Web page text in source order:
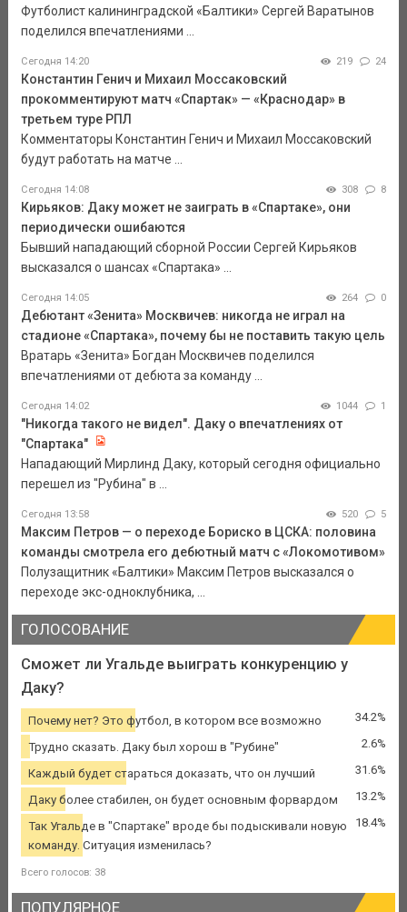
Футболист калининградской «Балтики» Сергей Варатынов
поделился впечатлениями ...
Сегодня 14:20 219 24
Константин Генич и Михаил Моссаковский
прокомментируют матч «Спартак» — «Краснодар» в
третьем туре РПЛ
Комментаторы Константин Генич и Михаил Моссаковский
будут работать на матче ...
Сегодня 14:08 308 8
Кирьяков: Даку может не заиграть в «Спартаке», они
периодически ошибаются
Бывший нападающий сборной России Сергей Кирьяков
высказался о шансах «Спартака» ...
Сегодня 14:05 264 0
Дебютант «Зенита» Москвичев: никогда не играл на
стадионе «Спартака», почему бы не поставить такую цель
Вратарь «Зенита» Богдан Москвичев поделился
впечатлениями от дебюта за команду ...
Сегодня 14:02 1044 1
"Никогда такого не видел". Даку о впечатлениях от
"Спартака"
Нападающий Мирлинд Даку, который сегодня официально
перешел из "Рубина" в ...
Сегодня 13:58 520 5
Максим Петров — о переходе Бориско в ЦСКА: половина
команды смотрела его дебютный матч с «Локомотивом»
Полузащитник «Балтики» Максим Петров высказался о
переходе экс-одноклубника, ...
ГОЛОСОВАНИЕ
Сможет ли Угальде выиграть конкуренцию у
Даку?
Почему нет? Это футбол, в котором все возможно 34.2%
Трудно сказать. Даку был хорош в "Рубине" 2.6%
Каждый будет стараться доказать, что он лучший 31.6%
Даку более стабилен, он будет основным форвардом 13.2%
Так Угальде в "Спартаке" вроде бы подыскивали новую
команду. Ситуация изменилась?
18.4%
Всего голосов: 38
ПОПУЛЯРНОЕ